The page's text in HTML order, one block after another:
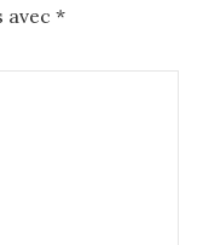
avec *